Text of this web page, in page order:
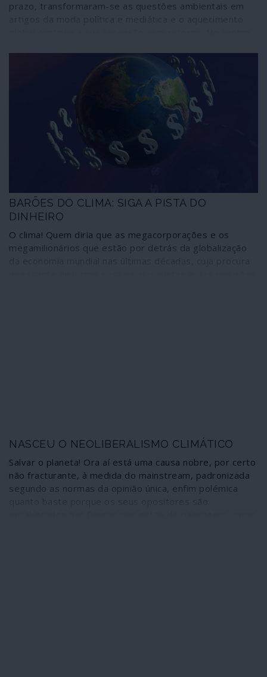
prazo, transformaram-se as questões ambientais em
elites políticas, governamentais e, sobretudo,
empresariais que colocaram o mundo no caminho da
catástrofe. Isto é, os que estragam o planeta são os
mesmos que cuidam agora de consertá-lo com base em
enxurradas de promessas, mas sem mudar de atitudes
e comportamentos. Ou seja, a tão propagandeada
“economia verde” não passa de uma grande ilusão,
melhor dizendo, uma imensa fraude.
BARÕES DO CLIMA: SIGA A PISTA DO
DINHEIRO
O clima! Quem diria que as megacorporações e os
megamilionários que estão por detrás da globalização
NASCEU O NEOLIBERALISMO CLIMÁTICO
Salvar o planeta! Ora aí está uma causa nobre, por certo
não fracturante, à medida do mainstream, padronizada
segundo as normas da opinião única, enfim polémica